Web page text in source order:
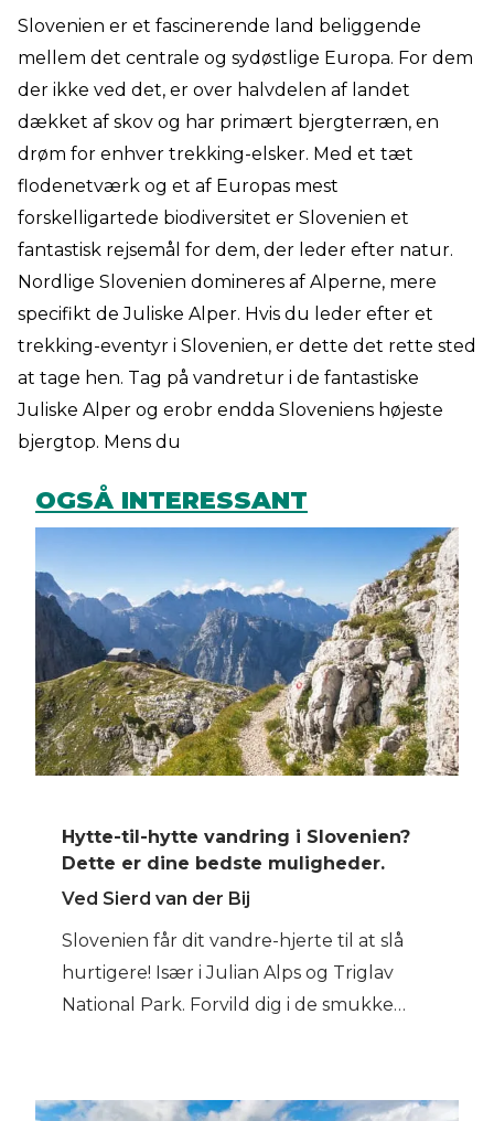
Slovenien er et fascinerende land beliggende
mellem det centrale og sydøstlige Europa. For dem
der ikke ved det, er over halvdelen af landet
dækket af skov og har primært bjergterræn, en
drøm for enhver trekking-elsker. Med et tæt
flodenetværk og et af Europas mest
forskelligartede biodiversitet er Slovenien et
fantastisk rejsemål for dem, der leder efter natur.
Nordlige Slovenien domineres af Alperne, mere
specifikt de Juliske Alper. Hvis du leder efter et
trekking-eventyr i Slovenien, er dette det rette sted
at tage hen. Tag på vandretur i de fantastiske
Juliske Alper og erobr endda Sloveniens højeste
bjergtop. Mens du
OGSÅ INTERESSANT
Hytte-til-hytte vandring i Slovenien?
Dette er dine bedste muligheder.
Ved Sierd van der Bij
Slovenien får dit vandre-hjerte til at slå
hurtigere! Især i Julian Alps og Triglav
National Park. Forvild dig i de smukke
betagende landskaber, som dette